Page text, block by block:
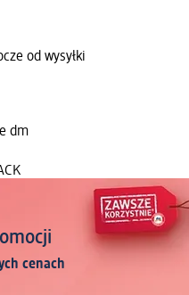
od wysyłki
dm
cenach